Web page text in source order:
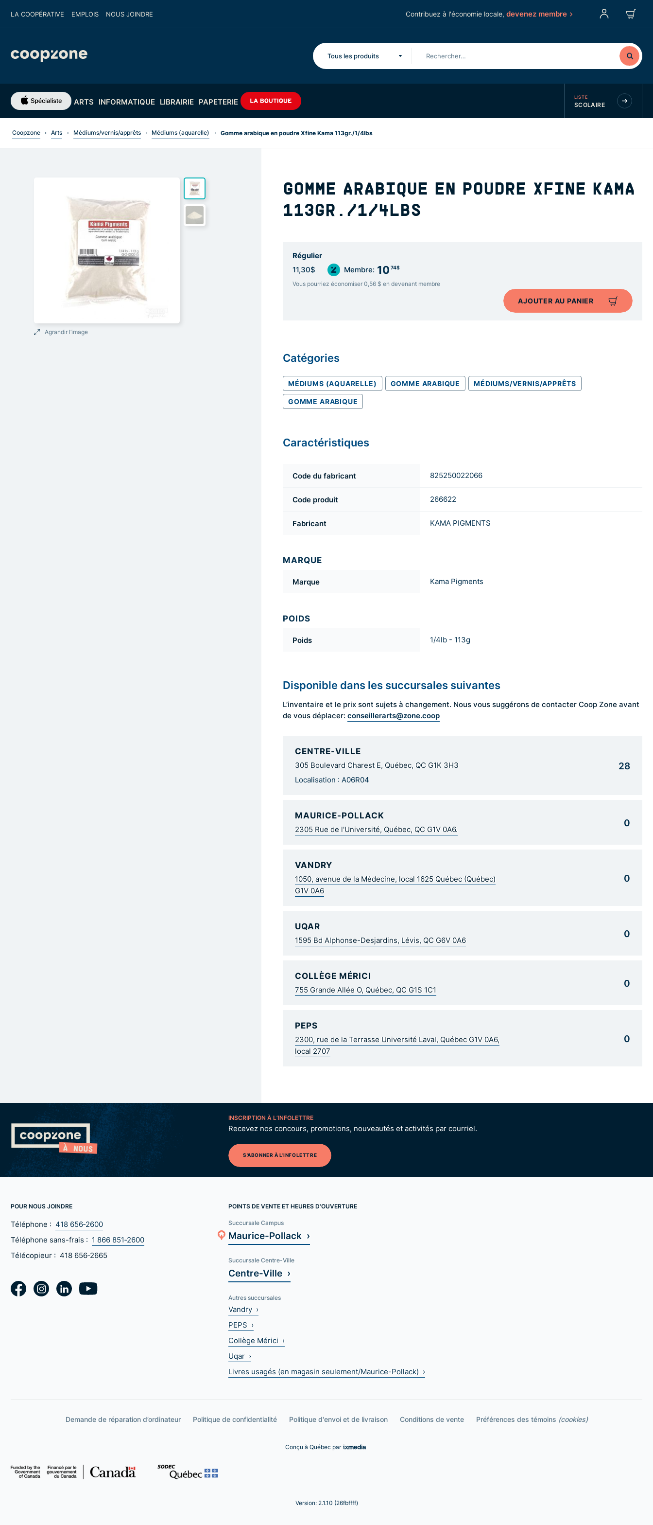
LA COOPÉRATIVE EMPLOIS NOUS JOINDRE Contribuez à l'économie locale, devenez membre
Tous les produits
ARTS INFORMATIQUE LIBRAIRIE PAPETERIE LISTE
SCOLAIRE
Coopzone Arts Médiums/vernis/apprêts Médiums (aquarelle) Gomme arabique en poudre Xfine Kama 113gr./1/4lbs
Agrandir l’image
GOMME ARABIQUE EN POUDRE XFINE KAMA
113GR./1/4LBS
Régulier
11,30$ Membre: 10 74$
Vous pourriez économiser 0,56 $ en devenant membre
AJOUTER AU PANIER
Catégories
MÉDIUMS (AQUARELLE) GOMME ARABIQUE
MÉDIUMS/VERNIS/APPRÊTS
GOMME ARABIQUE
Caractéristiques
Code du fabricant 825250022066
Code produit 266622
Fabricant KAMA PIGMENTS
MARQUE
Marque Kama Pigments
POIDS
Poids 1/4lb - 113g
Disponible dans les succursales suivantes
L’inventaire et le prix sont sujets à changement. Nous vous suggérons de contacter Coop Zone avant
de vous déplacer: conseillerarts@zone.coop
CENTRE-VILLE
305 Boulevard Charest E, Québec, QC G1K 3H3
Localisation : A06R04
28
MAURICE-POLLACK
2305 Rue de l'Université, Québec, QC G1V 0A6.
0
VANDRY
1050, avenue de la Médecine, local 1625 Québec (Québec)
G1V 0A6
0
UQAR
1595 Bd Alphonse-Desjardins, Lévis, QC G6V 0A6
0
COLLÈGE MÉRICI
755 Grande Allée O, Québec, QC G1S 1C1
0
PEPS
2300, rue de la Terrasse Université Laval, Québec G1V 0A6,
local 2707
0
INSCRIPTION À L’INFOLETTRE
Recevez nos concours, promotions, nouveautés et activités par courriel.
S'ABONNER À L'INFOLETTRE
POUR NOUS JOINDRE
Téléphone : 418 656‑2600
Téléphone sans-frais : 1 866 851‑2600
Télécopieur : 418 656‑2665
POINTS DE VENTE ET HEURES D'OUVERTURE
Succursale Campus
Maurice-Pollack ›
Succursale Centre-Ville
Centre-Ville ›
Autres succursales
Vandry ›
PEPS ›
Collège Mérici ›
Uqar ›
Livres usagés (en magasin seulement/Maurice-Pollack) ›
Demande de réparation d’ordinateur Politique de confidentialité Politique d'envoi et de livraison Conditions de vente Préférences des témoins (cookies)
Conçu à Québec par
Version: 2.1.10 (26fbffff)